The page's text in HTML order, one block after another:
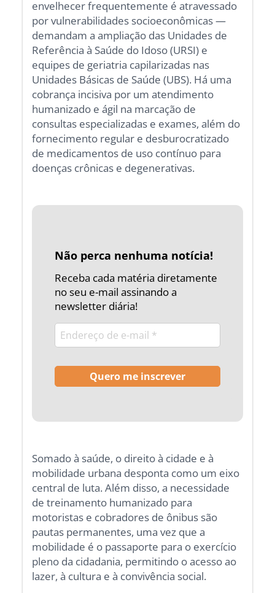
envelhecer frequentemente é atravessado
por vulnerabilidades socioeconômicas —
demandam a ampliação das Unidades de
Referência à Saúde do Idoso (URSI) e
equipes de geriatria capilarizadas nas
Unidades Básicas de Saúde (UBS). Há uma
cobrança incisiva por um atendimento
humanizado e ágil na marcação de
consultas especializadas e exames, além do
fornecimento regular e desburocratizado
de medicamentos de uso contínuo para
doenças crônicas e degenerativas.
Não perca nenhuma notícia!
Receba cada matéria diretamente
no seu e-mail assinando a
newsletter diária!
Somado à saúde, o direito à cidade e à
mobilidade urbana desponta como um eixo
central de luta. Além disso, a necessidade
de treinamento humanizado para
motoristas e cobradores de ônibus são
pautas permanentes, uma vez que a
mobilidade é o passaporte para o exercício
pleno da cidadania, permitindo o acesso ao
lazer, à cultura e à convivência social.